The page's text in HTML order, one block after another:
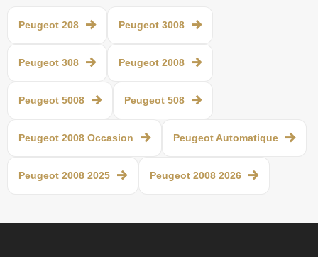
Peugeot 208 Peugeot 3008
Peugeot 308 Peugeot 2008
Peugeot 5008 Peugeot 508
Peugeot 2008 Occasion Peugeot Automatique
Peugeot 2008 2025 Peugeot 2008 2026